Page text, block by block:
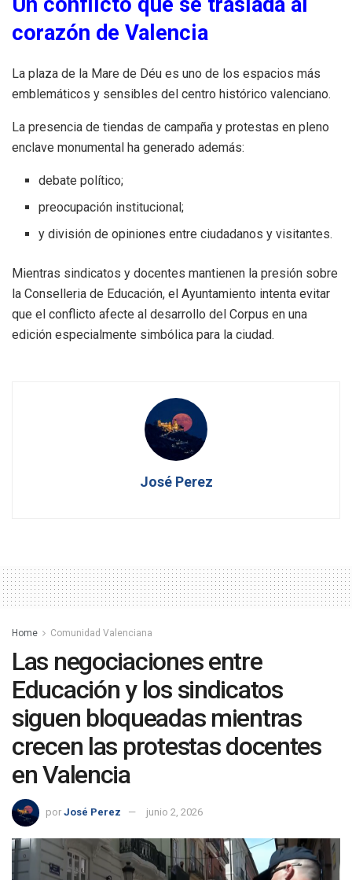
corazón de Valencia
La plaza de la Mare de Déu es uno de los espacios más
emblemáticos y sensibles del centro histórico valenciano.
La presencia de tiendas de campaña y protestas en pleno
enclave monumental ha generado además:
debate político;
preocupación institucional;
y división de opiniones entre ciudadanos y visitantes.
Mientras sindicatos y docentes mantienen la presión sobre
la Conselleria de Educación, el Ayuntamiento intenta evitar
que el conflicto afecte al desarrollo del Corpus en una
edición especialmente simbólica para la ciudad.
José Perez
Home Comunidad Valenciana
Las negociaciones entre
Educación y los sindicatos
siguen bloqueadas mientras
crecen las protestas docentes
en Valencia
por José Perez junio 2, 2026